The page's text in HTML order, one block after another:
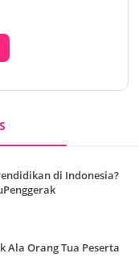
di Indonesia?
Ala Orang Tua Peserta